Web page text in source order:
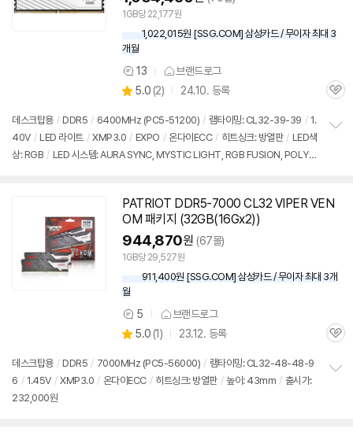
1GB당 22,177원
1,022,015원 [SSG.COM] 삼성카드 / 무이자 최대 3
개월
상
품
견
13 브랜드로그
별
점
5.0 (상
리
뷰
2) 24.10. 등록
관
데스크탑용 / DDR5 / 6400MHz (PC5-51200) / 램타이밍: CL32-39-39 / 1.
40V / LED 라이트 / XMP3.0 / EXPO / 온다이ECC / 히트싱크: 방열판 / LED색
상: RGB / LED 시스템: AURA SYNC, MYSTIC LIGHT, RGB FUSION, POLYC
PATRIOT DDR5-7000 CL32 VIPER VEN
OM 패키지 (32GB(16Gx2))
944,870원 (67몰)
1GB당 29,527원
911,400원 [SSG.COM] 삼성카드 / 무이자 최대 3개
월
상
품
견
5 브랜드로그
별
점
5.0 (상
리
뷰
1) 23.12. 등록
관
데스크탑용 / DDR5 / 7000MHz (PC5-56000) / 램타이밍: CL32-48-48-9
6 / 1.45V / XMP3.0 / 온다이ECC / 히트싱크: 방열판 / 높이: 43mm / 출시가:
232,000원